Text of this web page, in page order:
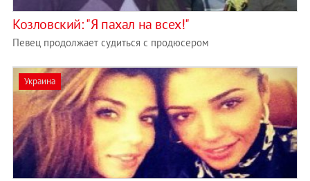
Козловский: "Я пахал на всех!"
Певец продолжает судиться с продюсером
Украина